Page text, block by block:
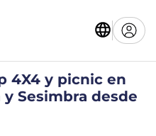
4X4 y picnic en
Sesimbra desde